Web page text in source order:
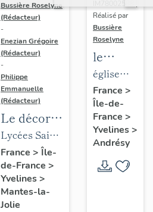
Bussière Roselyne
(Rédacteur)
-
Enezian Grégoire
(Rédacteur)
-
Philippe
Emmanuelle
(Rédacteur)
Le décor
des lycées
de Mantes
Lycées Saint-
Exupéry et
Jean Rostand
France > Île-
de-France >
Yvelines>
Mantes-la-
Jolie
Réalisé par
Bussière
Roselyne
le
mobilier
de
l'église
Saint-
Germain-
de-
Paris
église
paroissiale
Saint-
Germain
France >
Île-de-
France >
Yvelines>
Andrésy